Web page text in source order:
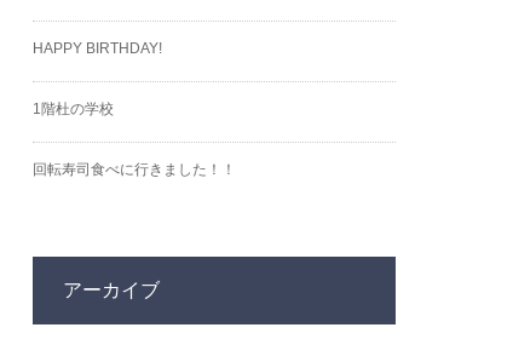
HAPPY BIRTHDAY!
1階杜の学校
回転寿司食べに行きました！！
アーカイブ